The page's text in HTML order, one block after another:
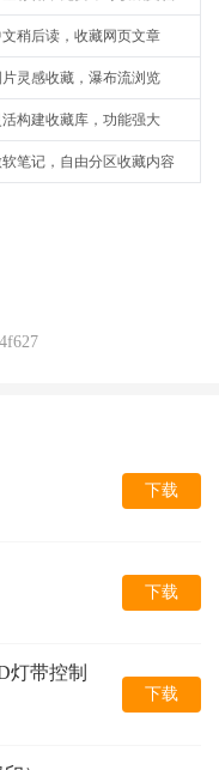
稍后读，收藏网页文章
片灵感收藏，瀑布流浏览
活构建收藏库，功能强大
笔记，自由分区收藏内容
下载
下载
灯带控制
下载